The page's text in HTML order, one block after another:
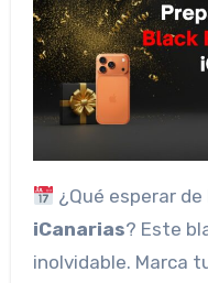
¿Qué esperar
iCanarias? Este
inolvidable. Marca